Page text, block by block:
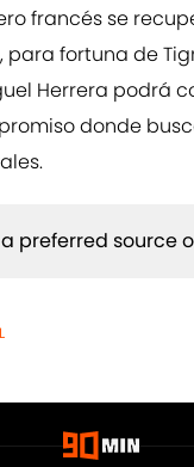
francés se
fortuna de
Herrera podrá
donde
preferred source